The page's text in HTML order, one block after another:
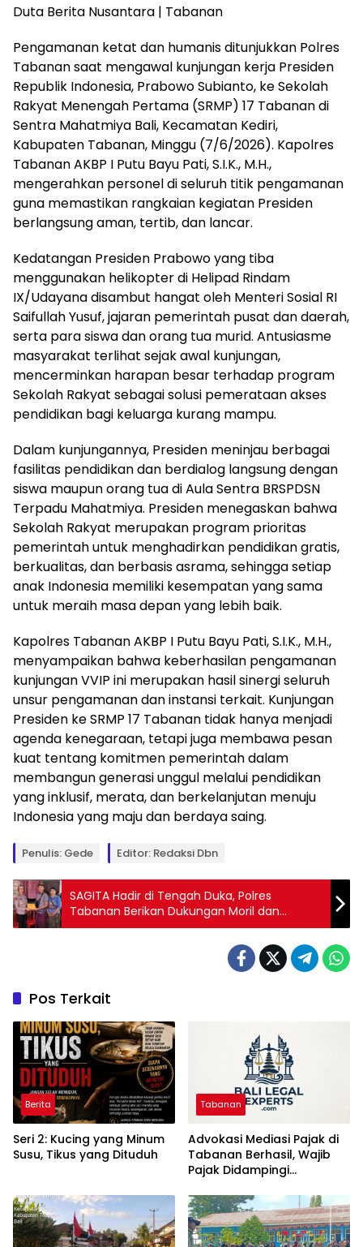
Duta Berita Nusantara | Tabanan
Pengamanan ketat dan humanis ditunjukkan Polres
Tabanan saat mengawal kunjungan kerja Presiden
Republik Indonesia, Prabowo Subianto, ke Sekolah
Rakyat Menengah Pertama (SRMP) 17 Tabanan di
Sentra Mahatmiya Bali, Kecamatan Kediri,
Kabupaten Tabanan, Minggu (7/6/2026). Kapolres
Tabanan AKBP I Putu Bayu Pati, S.I.K., M.H.,
mengerahkan personel di seluruh titik pengamanan
guna memastikan rangkaian kegiatan Presiden
berlangsung aman, tertib, dan lancar.
Kedatangan Presiden Prabowo yang tiba
menggunakan helikopter di Helipad Rindam
IX/Udayana disambut hangat oleh Menteri Sosial RI
Saifullah Yusuf, jajaran pemerintah pusat dan daerah,
serta para siswa dan orang tua murid. Antusiasme
masyarakat terlihat sejak awal kunjungan,
mencerminkan harapan besar terhadap program
Sekolah Rakyat sebagai solusi pemerataan akses
pendidikan bagi keluarga kurang mampu.
Dalam kunjungannya, Presiden meninjau berbagai
fasilitas pendidikan dan berdialog langsung dengan
siswa maupun orang tua di Aula Sentra BRSPDSN
Terpadu Mahatmiya. Presiden menegaskan bahwa
Sekolah Rakyat merupakan program prioritas
pemerintah untuk menghadirkan pendidikan gratis,
berkualitas, dan berbasis asrama, sehingga setiap
anak Indonesia memiliki kesempatan yang sama
untuk meraih masa depan yang lebih baik.
Kapolres Tabanan AKBP I Putu Bayu Pati, S.I.K., M.H.,
menyampaikan bahwa keberhasilan pengamanan
kunjungan VVIP ini merupakan hasil sinergi seluruh
unsur pengamanan dan instansi terkait. Kunjungan
Presiden ke SRMP 17 Tabanan tidak hanya menjadi
agenda kenegaraan, tetapi juga membawa pesan
kuat tentang komitmen pemerintah dalam
membangun generasi unggul melalui pendidikan
yang inklusif, merata, dan berkelanjutan menuju
Indonesia yang maju dan berdaya saing.
Penulis: Gede Editor: Redaksi Dbn
SAGITA Hadir di Tengah Duka, Polres
Tabanan Berikan Dukungan Moril dan
Pendampingan Psikologis Kepada Anggota
Pos Terkait
Berita
Seri 2: Kucing yang Minum
Susu, Tikus yang Dituduh
Tabanan
Advokasi Mediasi Pajak di
Tabanan Berhasil, Wajib
Pajak Didampingi
Pajak Balilegalexperts.com